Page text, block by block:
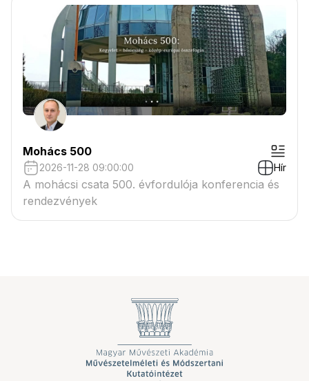
Mohács 500
2026-11-28 09:00:00 Hír
A mohácsi csata 500. évfordulója konferencia és
rendezvények